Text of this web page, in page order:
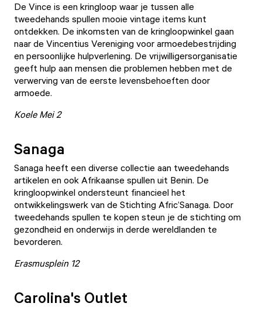
De Vince is een kringloop waar je tussen alle
tweedehands spullen mooie vintage items kunt
ontdekken. De inkomsten van de kringloopwinkel gaan
naar de Vincentius Vereniging voor armoedebestrijding
en persoonlijke hulpverlening. De vrijwilligersorganisatie
geeft hulp aan mensen die problemen hebben met de
verwerving van de eerste levensbehoeften door
armoede.
Koele Mei 2
Sanaga
Sanaga heeft een diverse collectie aan tweedehands
artikelen en ook Afrikaanse spullen uit Benin. De
kringloopwinkel ondersteunt financieel het
ontwikkelingswerk van de Stichting Afric’Sanaga. Door
tweedehands spullen te kopen steun je de stichting om
gezondheid en onderwijs in derde wereldlanden te
bevorderen.
Erasmusplein 12
Carolina's Outlet